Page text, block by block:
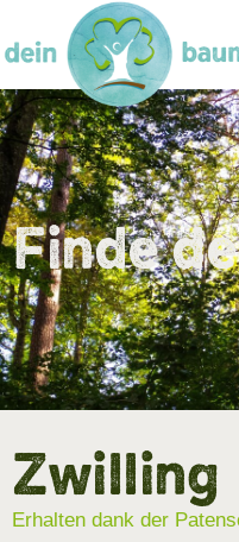
Finde
Zwilling
Erhalten dank der